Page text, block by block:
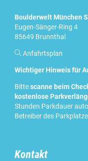
Boulderwelt München
Eugen-Sänger-Ring 4
85649 Brunnthal
 Anfahrtsplan
Wichtiger Hinweis für
Bittescanne beim
kostenlose
Stunden Parkdauer
Betreiber des
Kontakt